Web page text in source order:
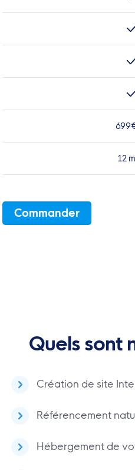
12
Commander
Quels sont
Création de site
Référencement
Hébergement de